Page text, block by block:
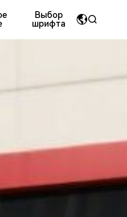
под давлением
Выбор
шрифта
English